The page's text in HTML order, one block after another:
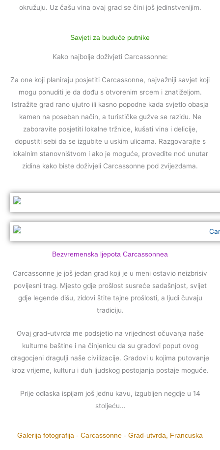
okružuju. Uz čašu vina ovaj grad se čini još jedinstvenijim.
Savjeti za buduće putnike
Kako najbolje doživjeti Carcassonne:
Za one koji planiraju posjetiti Carcassonne, najvažniji savjet koji
mogu ponuditi je da dođu s otvorenim srcem i znatiželjom.
Istražite grad rano ujutro ili kasno popodne kada svjetlo obasja
kamen na poseban način, a turističke gužve se raziđu. Ne
zaboravite posjetiti lokalne tržnice, kušati vina i delicije,
dopustiti sebi da se izgubite u uskim ulicama. Razgovarajte s
lokalnim stanovništvom i ako je moguće, provedite noć unutar
zidina kako biste doživjeli Carcassonne pod zvijezdama.
Bezvremenska ljepota Carcassonnea
Carcassonne je još jedan grad koji je u meni ostavio neizbrisiv
povijesni trag. Mjesto gdje prošlost susreće sadašnjost, svijet
gdje legende dišu, zidovi štite tajne prošlosti, a ljudi čuvaju
tradiciju.
Ovaj grad-utvrda me podsjetio na vrijednost očuvanja naše
kulturne baštine i na činjenicu da su gradovi poput ovog
dragocjeni dragulji naše civilizacije. Gradovi u kojima putovanje
kroz vrijeme, kulturu i duh ljudskog postojanja postaje moguće.
Prije odlaska ispijam još jednu kavu, izgubljen negdje u 14
stoljeću…
Galerija fotografija - Carcassonne - Grad-utvrda, Francuska